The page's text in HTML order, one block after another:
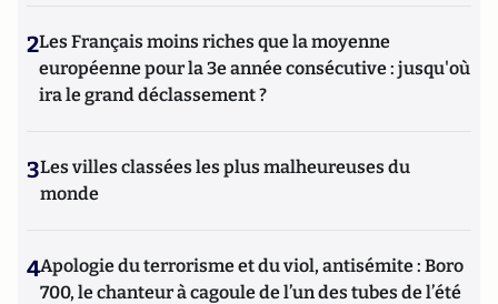
2Les Français moins riches que la moyenne
européenne pour la 3e année consécutive : jusqu'où
ira le grand déclassement ?
3Les villes classées les plus malheureuses du
monde
4Apologie du terrorisme et du viol, antisémite : Boro
700, le chanteur à cagoule de l’un des tubes de l’été